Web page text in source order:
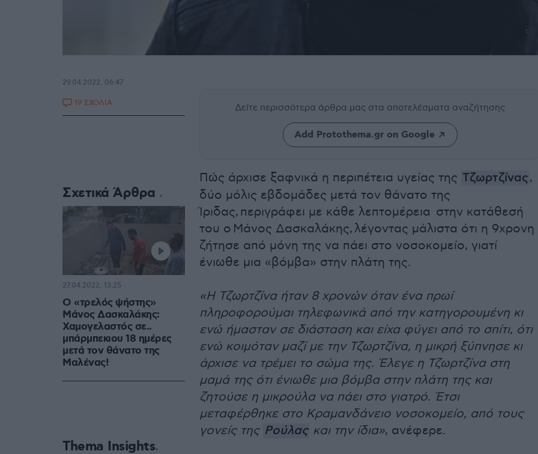
Δείτε περισσότερα άρθρα μας στα αποτελέσματα αναζήτησης
Add Protothema.gr on Google
Πώς άρχισε ξαφνικά η περιπέτεια υγείας της Τζωρτζίνας,
δύο μόλις εβδομάδες μετά τον θάνατο της
Ίριδας, περιγράφει με κάθε λεπτομέρεια στην κατάθεσή
του ο Μάνος Δασκαλάκης, λέγοντας μάλιστα ότι η 9χρονη
ζήτησε από μόνη της να πάει στο νοσοκομείο, γιατί
ένιωθε μια «βόμβα» στην πλάτη της.
«Η Τζωρτζίνα ήταν 8 χρονών όταν ένα πρωί
πληροφορούμαι τηλεφωνικά από την κατηγορουμένη κι
ενώ ήμασταν σε διάσταση και είχα φύγει από το σπίτι, ότι
ενώ κοιμόταν μαζί με την Τζωρτζίνα, η μικρή ξύπνησε κι
άρχισε να τρέμει το σώμα της. Έλεγε η Τζωρτζίνα στη
μαμά της ότι ένιωθε μια βόμβα στην πλάτη της και
ζητούσε η μικρούλα να πάει στο γιατρό. Έτσι
μεταφέρθηκε στο Κραμανδάνειο νοσοκομείο, από τους
γονείς της Ρούλας και την ίδια», ανέφερε.
29.04.2022, 06:47
19 ΣΧΟΛΙΑ
Σχετικά Άρθρα
Ο «τρελός ψήστης»
Μάνος Δασκαλάκης:
Χαμογελαστός σε..
μπάρμπεκιου 18 ημέρες
μετά τον θάνατο της
Μαλένας!
27.04.2022, 13:25
Thema Insights